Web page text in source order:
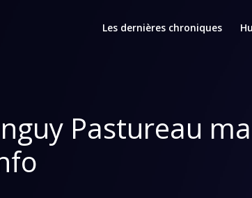
Les dernières chroniques
Pastureau